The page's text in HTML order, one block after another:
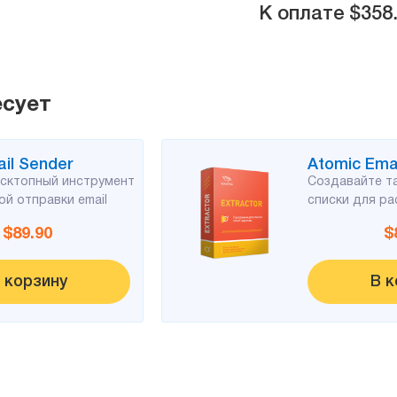
К оплате
Sender
инструмент
отправки email
$89.90
корзину
Atomic
Создавайте
списки для
В